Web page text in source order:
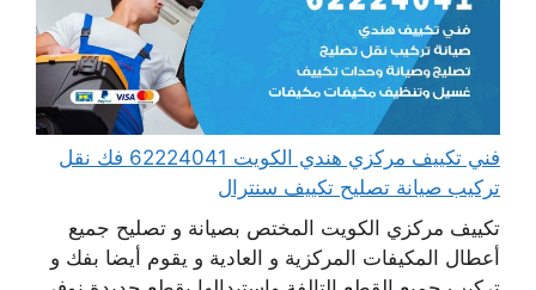
فني تكييف مركزي هندي الكويت 62224041 فك نقل
تركيب صيانة تصليح تكييف سنترال
تكييف مركزي الكويت المختص بصيانة و تصليح جميع
أعطال المكيفات المركزية و العادية و يقوم أيضا بفك و